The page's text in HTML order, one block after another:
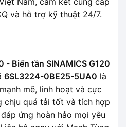
và hỗ trợ kỹ thuật 24/7.
Biến tần SINAMICS G120
6SL3224-0BE25-5UA0 là
mẽ, linh hoạt và cực
chịu quá tải tốt và tích hợp
ứng hoàn hảo mọi yêu